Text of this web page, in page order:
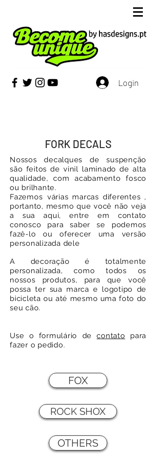
Login
FORK DECALS
Nossos decalques de suspenção
são feitos de vinil laminado de alta
qualidade, com acabamento fosco
ou brilhante.
Fazemos várias marcas diferentes ,
portanto, mesmo que você não veja
a sua aqui, entre em contato
conosco para saber se podemos
fazê-lo ou oferecer uma versão
personalizada dele
A decoração é totalmente
personalizada, como todos os
nossos produtos, para que você
possa ter sua marca e logotipo de
bicicleta ou até mesmo uma foto do
seu cão.
Use o formulário decontato para
fazer o pedido.
FOX
ROCK SHOX
OTHERS